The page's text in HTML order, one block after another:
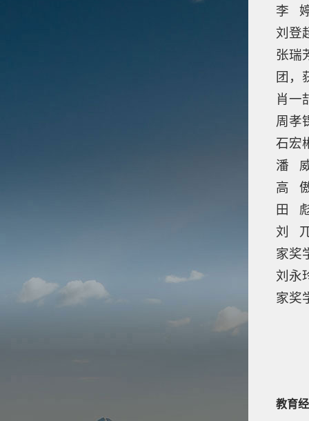
李
刘登
张瑞
团，
肖一
周孝
石宏
潘
高
田
刘
家奖
刘永
家奖
教育